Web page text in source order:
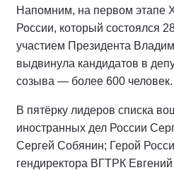
Напомним, на первом этапе
России, который состоялся
участием Президента
выдвинула кандидатов в
созыва — более 600 человек.
В пятёрку лидеров списка
иностранных дел России
Сергей Собянин; Герой
гендиректора ВГТРК